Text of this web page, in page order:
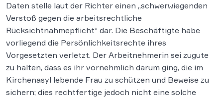
Daten stelle laut der Richter einen „schwerwiegenden
Verstoß gegen die arbeitsrechtliche
Rücksichtnahmepflicht“ dar. Die Beschäftigte habe
vorliegend die Persönlichkeitsrechte ihres
Vorgesetzten verletzt. Der Arbeitnehmerin sei zugute
zu halten, dass es ihr vornehmlich darum ging, die im
Kirchenasyl lebende Frau zu schützen und Beweise zu
sichern; dies rechtfertige jedoch nicht eine solche